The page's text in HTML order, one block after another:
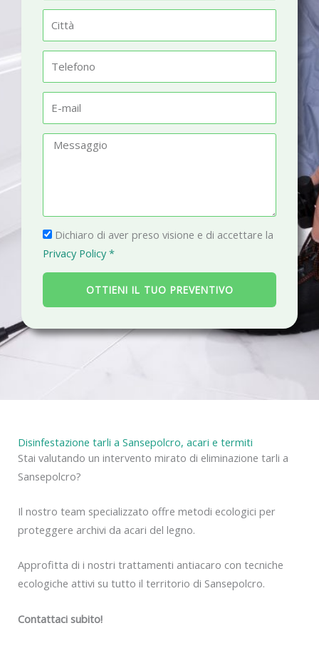
m
t
à
l
fm
a
g
g
i
P
r
i
a
c
Dichiaro di aver preso visione e di accettare la
Privacy Policy *
OTTIENI IL TUO PREVENTIVO
Disinfestazione tarli a Sansepolcro, acari e termiti
Stai valutando un intervento mirato di eliminazione tarli a
Sansepolcro?
Il nostro team specializzato offre metodi ecologici per
proteggere archivi da acari del legno.
Approfitta di i nostri trattamenti antiacaro con tecniche
ecologiche attivi su tutto il territorio di Sansepolcro.
Contattaci subito!